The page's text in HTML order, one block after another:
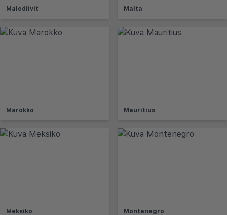
Malediivit Malta
Marokko Mauritius
Meksiko Montenegro